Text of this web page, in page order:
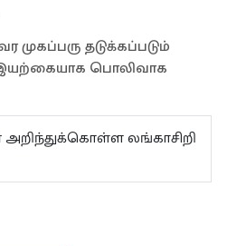
முகப்பரு தடுக்கப்படும்
இயற்கையாக பொலிவாக
அறிந்துக்கொள்ள லங்காசிறி